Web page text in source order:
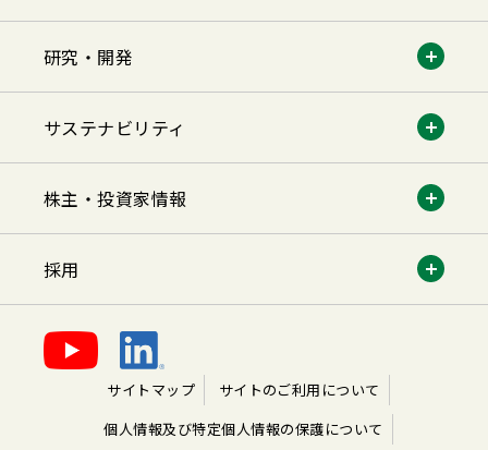
研究・開発
サステナビリティ
株主・投資家情報
採用
サイトマップ
サイトのご利用について
個人情報及び特定個人情報の保護について